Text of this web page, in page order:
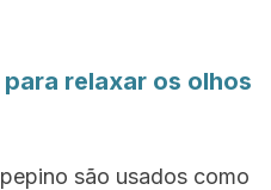
relaxar os olhos
são usados ​​como